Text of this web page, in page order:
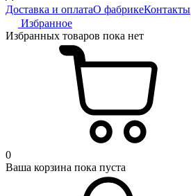
Доставка и оплатаО фабрикеКонтакты
Избранное
Избранных товаров пока нет
0
Ваша корзина пока пуста